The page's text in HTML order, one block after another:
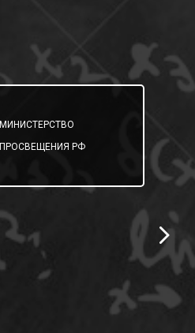
МИНИСТЕРСТВО
ПРОСВЕЩЕНИЯ РФ